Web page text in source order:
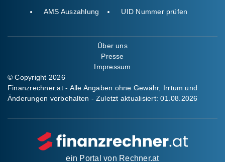
AMS Auszahlung UID Nummer prüfen
Über uns
Presse
Impressum
© Copyright 2026
Finanzrechner.at - Alle Angaben ohne Gewähr, Irrtum und
Änderungen vorbehalten - Zuletzt aktualisiert:01.08.2026
ein Portal von Rechner.at